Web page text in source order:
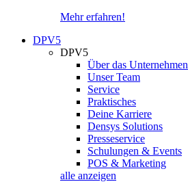
Mehr erfahren!
DPV5
DPV5
Über das Unternehmen
Unser Team
Service
Praktisches
Deine Karriere
Densys Solutions
Presseservice
Schulungen & Events
POS & Marketing
alle anzeigen